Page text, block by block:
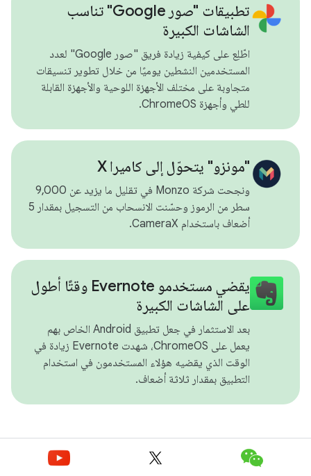
تطبيقات "صور Google" تناسب
الشاشات الكبيرة
اطّلِع على كيفية زيادة فريق "صور Google" لعدد
المستخدمين النشطين يوميًا من خلال تطوير تنسيقات
متجاوبة على مختلف الأجهزة اللوحية والأجهزة القابلة
للطي وأجهزة ChromeOS.
"مونزو" يتحوّل إلى كاميرا X
ونجحت شركة Monzo في تقليل ما يزيد عن 9,000
سطر من الرموز وحسّنت الانسحاب من التسجيل بمقدار 5
أضعاف باستخدام CameraX.
يقضي مستخدمو Evernote وقتًا أطول
على الشاشات الكبيرة
بعد الاستثمار في جعل تطبيق Android الخاص بهم
يعمل على ChromeOS، شهدت Evernote زيادة في
الوقت الذي يقضيه هؤلاء المستخدمون في استخدام
التطبيق بمقدار ثلاثة أضعاف.